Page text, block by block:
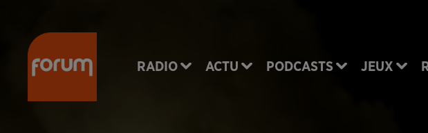
RADIO ACTU PODCASTS JEUX